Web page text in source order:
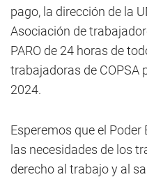
pago, la dirección de la
Asociación de
PARO de 24 horas de
trabajadoras de COPSA
2024.
Esperemos que el
las necesidades de los
derecho al trabajo y al